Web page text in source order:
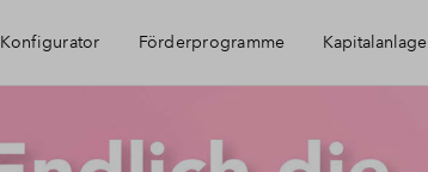
Konfigurator Förderprogramme Kapitalanlage